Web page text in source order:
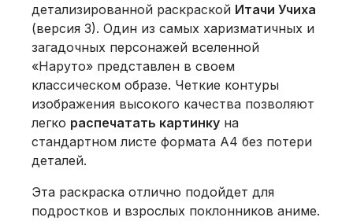
детализированной раскраской Итачи Учиха
(версия 3). Один из самых харизматичных и
загадочных персонажей вселенной
«Наруто» представлен в своем
классическом образе. Четкие контуры
изображения высокого качества позволяют
легко распечатать картинку на
стандартном листе формата А4 без потери
деталей.
Эта раскраска отлично подойдет для
подростков и взрослых поклонников аниме.